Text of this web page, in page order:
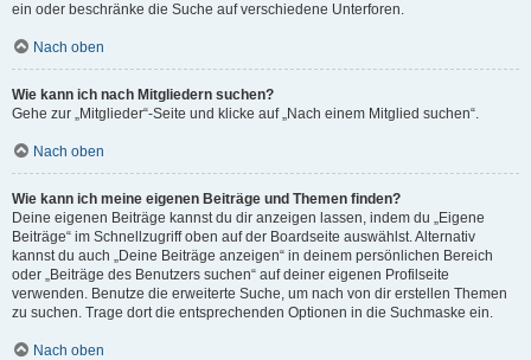
ein oder beschränke die Suche auf verschiedene Unterforen.
Nach oben
Wie kann ich nach Mitgliedern suchen?
Gehe zur „Mitglieder“-Seite und klicke auf „Nach einem Mitglied suchen“.
Nach oben
Wie kann ich meine eigenen Beiträge und Themen finden?
Deine eigenen Beiträge kannst du dir anzeigen lassen, indem du „Eigene
Beiträge“ im Schnellzugriff oben auf der Boardseite auswählst. Alternativ
kannst du auch „Deine Beiträge anzeigen“ in deinem persönlichen Bereich
oder „Beiträge des Benutzers suchen“ auf deiner eigenen Profilseite
verwenden. Benutze die erweiterte Suche, um nach von dir erstellen Themen
zu suchen. Trage dort die entsprechenden Optionen in die Suchmaske ein.
Nach oben